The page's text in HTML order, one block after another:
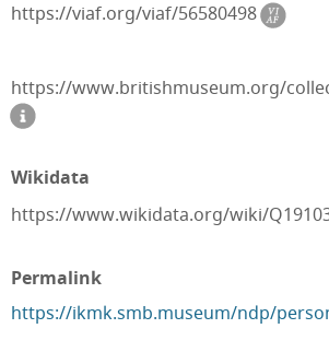
https://viaf.org/viaf/56580498
https://www.britishmuseum.org/
Wikidata
https://www.wikidata.org/wiki/
Permalink
https://ikmk.smb.museum/ndp/